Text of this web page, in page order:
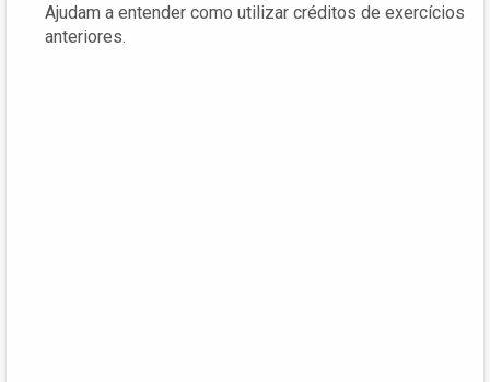
Ajudam a entender como utilizar créditos de exercícios
anteriores.